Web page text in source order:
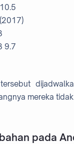
9.7
mereka
pada